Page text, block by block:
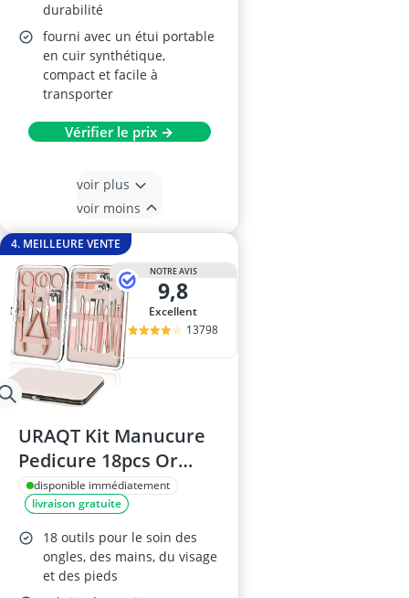
durabilité
fourni avec un étui portable
en cuir synthétique,
compact et facile à
transporter
Vérifier le prix →
voir plus
voir moins
4. MEILLEURE VENTE
NOTRE AVIS
9,8
Excellent
13798
URAQT Kit Manucure
Pedicure 18pcs Or
Rose
disponible immédiatement
livraison gratuite
18 outils pour le soin des
ongles, des mains, du visage
et des pieds